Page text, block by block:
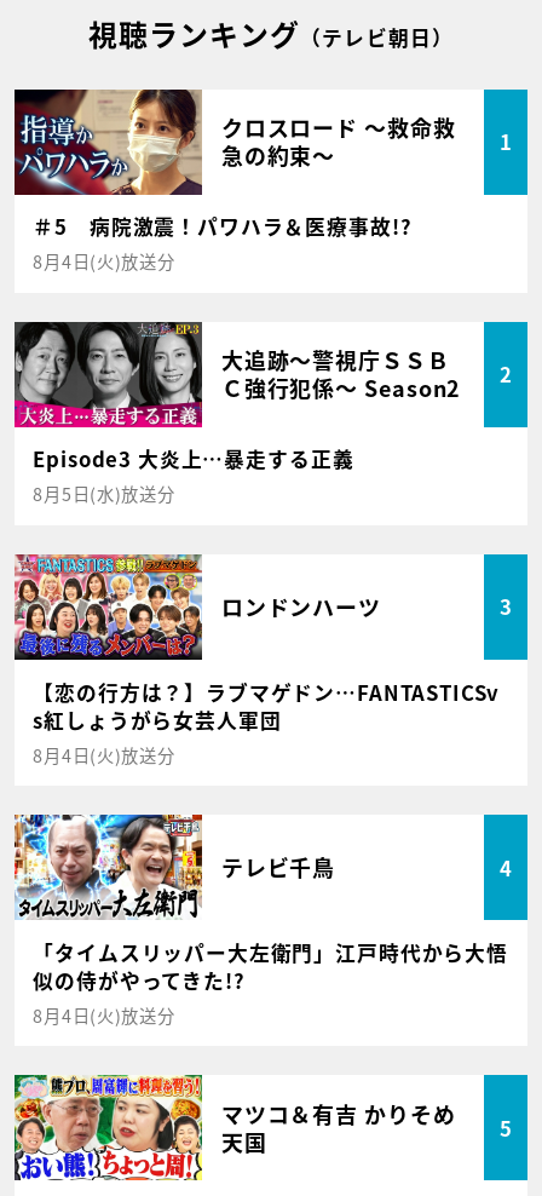
視聴ランキング （テレビ朝日）
クロスロード ～救命救
急の約束～
1
＃5 病院激震！パワハラ＆医療事故!?
8月4日(火)放送分
大追跡～警視庁ＳＳＢ
Ｃ強行犯係～ Season2
2
Episode3 大炎上…暴走する正義
8月5日(水)放送分
ロンドンハーツ 3
【恋の行方は？】ラブマゲドン…FANTASTICSv
s紅しょうがら女芸人軍団
8月4日(火)放送分
テレビ千鳥 4
「タイムスリッパー大左衛門」江戸時代から大悟
似の侍がやってきた!?
8月4日(火)放送分
マツコ＆有吉 かりそめ
天国
5